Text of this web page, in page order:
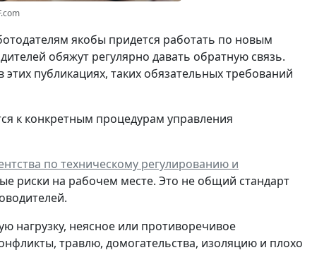
якобы придется работать по новым
обяжут регулярно давать обратную связь.
публикациях, таких обязательных требований
к конкретным процедурам управления
по техническому регулированию и
риски на рабочем месте. Это не общий стандарт
нагрузку, неясное или противоречивое
травлю, домогательства, изоляцию и плохо